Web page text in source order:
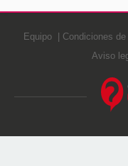
Equipo Condiciones de
Aviso